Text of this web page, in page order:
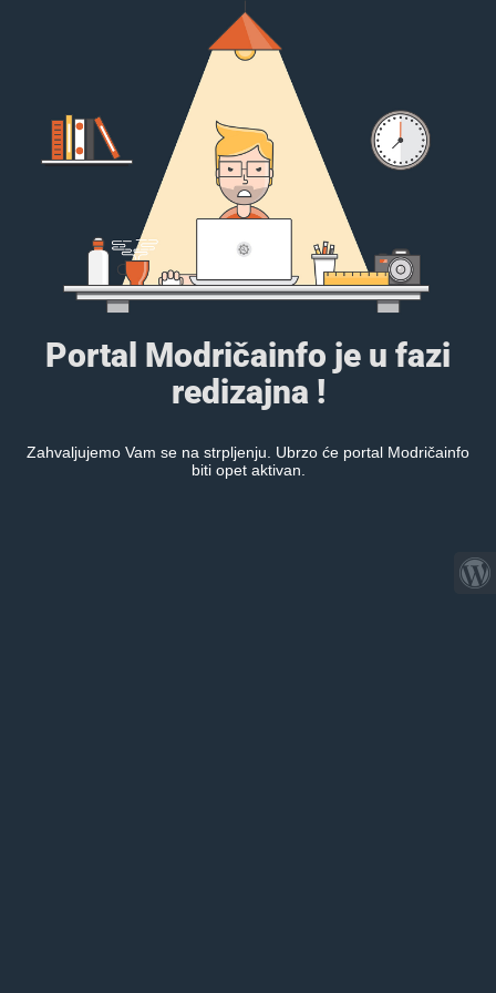
Portal Modričainfo je u fazi
redizajna !
Zahvaljujemo Vam se na strpljenju. Ubrzo će portal Modričainfo
biti opet aktivan.